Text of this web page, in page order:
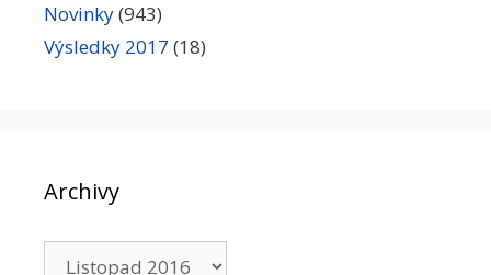
Novinky(943)
Výsledky 2017 (18)
Archivy